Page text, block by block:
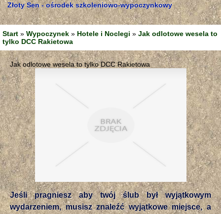
Złoty Sen - ośrodek szkoleniowo-wypoczynkowy
Start » Wypoczynek » Hotele i Noclegi » Jak odlotowe wesela to
tylko DCC Rakietowa
Jak odlotowe wesela to tylko DCC Rakietowa
Jeśli pragniesz aby twój ślub był wyjątkowym
wydarzeniem, musisz znaleźć wyjątkowe miejsce, a